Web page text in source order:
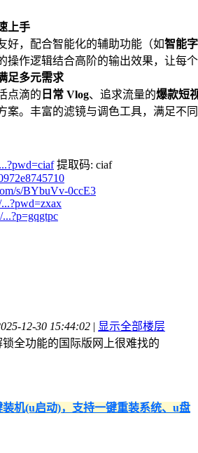
上手
好，配合智能化的辅助功能（如智能
操作逻辑结合高阶的输出效果，让每
足多元需求
点滴的 日常 Vlog、追求流量的爆款短
案。丰富的滤镜与调色工具，满足不
提取码: ciaf
s/BYbuVv-0ccE3
12-30 15:44:02 | 显示全部楼层
全功能的国际版网上很难找的
机(u启动)，支持一键重装系统、u盘